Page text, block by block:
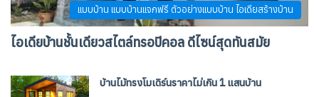
แบบบ้าน แบบบ้านแจกฟรี ตัวอย่างแบบบ้าน ไอเดียสร้างบ้าน
ไอเดียบ้านชั้นเดียวสไตล์ทรอปิคอล ดีไซน์สุดทันสมัย
บ้านไม้ทรงโมเดิร์นราคาไม่เกิน 1 แสนบ้าน